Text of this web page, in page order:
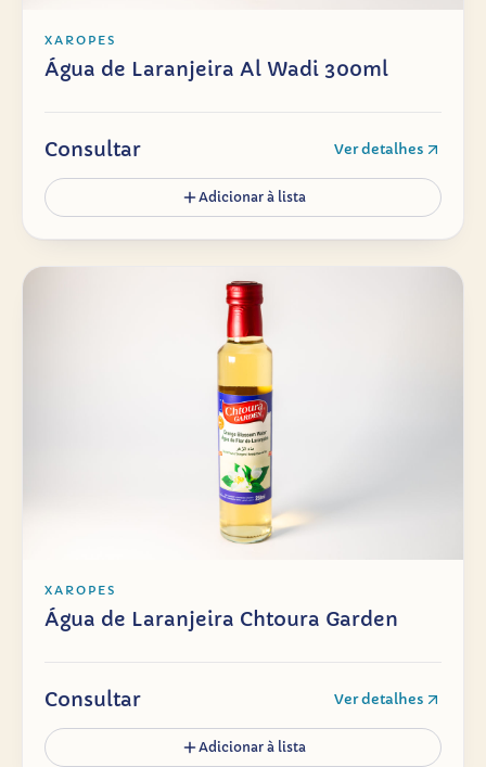
XAROPES
Água de Laranjeira Al Wadi 300ml
Consultar Ver detalhes
Adicionar à lista
XAROPES
Água de Laranjeira Chtoura Garden
Consultar Ver detalhes
Adicionar à lista